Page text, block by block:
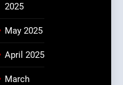
2025
May 2025
April 2025
March